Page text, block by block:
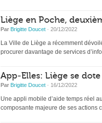
Liège en Poche,
Par Brigitte Doucet · 20/12/2022
La Ville de Liège a récemment
procurer davantage de services
App-Elles: Liège se
Par Brigitte Doucet · 16/12/2022
Une appli mobile d’aide temps réel
composante majeure de ses actions